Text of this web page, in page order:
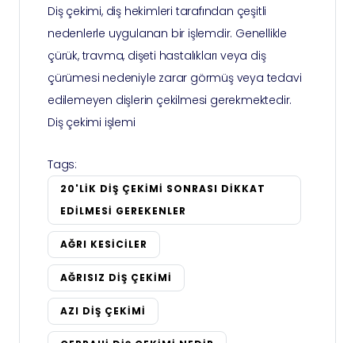
Diş çekimi, diş hekimleri tarafından çeşitli
nedenlerle uygulanan bir işlemdir. Genellikle
çürük, travma, dişeti hastalıkları veya diş
çürümesi nedeniyle zarar görmüş veya tedavi
edilemeyen dişlerin çekilmesi gerekmektedir.
Diş çekimi işlemi
Tags:
20'LIK DIŞ ÇEKIMI SONRASI DIKKAT
EDILMESI GEREKENLER
AĞRI KESICILER
AĞRISIZ DIŞ ÇEKIMI
AZI DIŞ ÇEKIMI